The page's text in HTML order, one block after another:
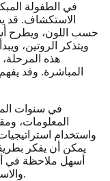
في الطفولة
الاستكشاف. قد
حسب اللون، ويطرح
ويتذكر الروتين،
هذه المرحلة،
المباشرة. وقد
في سنوات
المعلومات،
واستخدام
يمكن أن يفكر
أسهل ملاحظة في
والاستدلال الرياضي، وطريقة التعامل مع الأخطاء.